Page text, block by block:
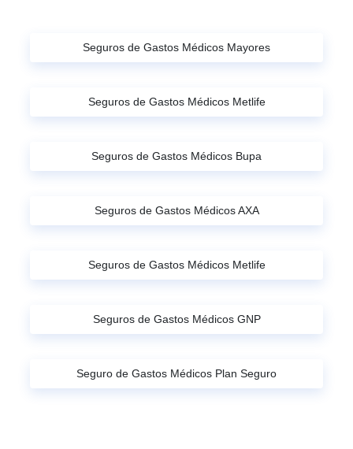
Seguros de Gastos Médicos Mayores
Seguros de Gastos Médicos Metlife
Seguros de Gastos Médicos Bupa
Seguros de Gastos Médicos AXA
Seguros de Gastos Médicos Metlife
Seguros de Gastos Médicos GNP
Seguro de Gastos Médicos Plan Seguro